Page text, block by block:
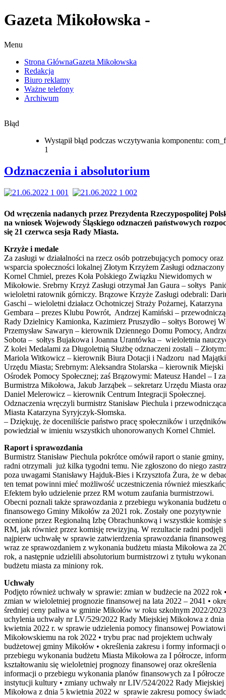
Gazeta Mikołowska -
Menu
Strona GłównaGazeta Mikołowska
Redakcja
Biuro reklamy
Ważne telefony
Archiwum
Błąd
Wystąpił błąd podczas wczytywania komponentu:
1
Odznaczenia i absolutorium
Od wręczenia nadanych przez Prezydenta Rzeczypospolitej
na wniosek Wojewody Śląskiego odznaczeń państwowych
się 21 czerwca sesja Rady Miasta.
Krzyże i medale
Za zasługi w działalności na rzecz osób potrzebujących pomocy oraz
wsparcia społeczności lokalnej Złotym Krzyżem Zasługi odznaczony
Kornel Chmiel, prezes Koła Polskiego Związku Niewidomych w
Mikołowie. Srebrny Krzyż Zasługi otrzymał Jan Gaura – sołtys
wieloletni ratownik górniczy. Brązowe Krzyże Zasługi odebrali:
Gaschi – wieloletni działacz Ochotniczej Straży Pożarnej, Katarzyna
Gembara – prezes Klubu Powrót, Andrzej Kamiński –
Rady Dzielnicy Kamionka, Kazimierz Pruszydło – sołtys Borowej
Przemysław Sawaryn – kierownik Dziennego Domu Pomocy,
Sobota – sołtys Bujakowa i Joanna Urantówka – wieloletnia
Z kolei Medalami za Długoletnią Służbę odznaczeni zostali – Złotym:
Mariola Witkowicz – kierownik Biura Dotacji i Nadzoru nad
Urzędu Miasta; Srebrnym: Aleksandra Stolarska – kierownik Miejski
Ośrodek Pomocy Społecznej; zaś Brązowymi: Mateusz Handel – I
Burmistrza Mikołowa, Jakub Jarząbek – sekretarz Urzędu Miasta
Daniel Melerowicz – kierownik Centrum Integracji Społecznej.
Odznaczenia wręczyli burmistrz Stanisław Piechula i
Miasta Katarzyna Syryjczyk-Słomska.
– Dziękuję, że doceniliście państwo pracę społeczników i
powiedział w imieniu wszystkich uhonorowanych Kornel Chmiel.
Raport i sprawozdania
Burmistrz Stanisław Piechula pokrótce omówił raport o stanie
radni otrzymali już kilka tygodni temu. Nie zgłoszono do niego
poza uwagami Stanisławy Hajduk-Bies i Krzysztofa Żura, że w
ten temat powinni mieć możliwość uczestniczenia również
Efektem było udzielenie przez RM wotum zaufania burmistrzowi.
Obecni poznali także sprawozdania z przebiegu wykonania budżetu
finansowego Gminy Mikołów za 2021 rok. Zostały one pozytywnie
ocenione przez Regionalną Izbę Obrachunkową i wszystkie komisje
RM, jak również przez komisję rewizyjną. W rezultacie radni podjęli
najpierw uchwałę w sprawie zatwierdzenia sprawozdania
wraz ze sprawozdaniem z wykonania budżetu miasta Mikołowa za
rok, a następnie udzielili absolutorium burmistrzowi z tytułu
budżetu miasta za miniony rok.
Uchwały
Podjęto również uchwały w sprawie: zmian w budżecie na 2022 rok
zmian w wieloletniej prognozie finansowej na lata 2022 – 2041 •
średniej ceny paliwa w gminie Mikołów w roku szkolnym 2022/
uchylenia uchwały nr LV/529/2022 Rady Miejskiej Mikołowa z dnia
kwietnia 2022 r. w sprawie udzielenia pomocy finansowej Powiatowi
Mikołowskiemu na rok 2022 • trybu prac nad projektem uchwały
budżetowej gminy Mikołów • określenia zakresu i formy informacji o
przebiegu wykonania budżetu Miasta Mikołowa za I półrocze,
kształtowaniu się wieloletniej prognozy finansowej oraz określenia
informacji o przebiegu wykonania planów finansowych za I półrocze
instytucji kultury • zmiany uchwały nr LIV/524/2022 Rady Miejskiej
Mikołowa z dnia 5 kwietnia 2022 w sprawie zakresu pomocy